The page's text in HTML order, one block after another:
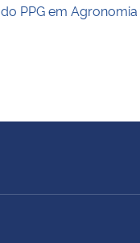
PPG em Agronomia